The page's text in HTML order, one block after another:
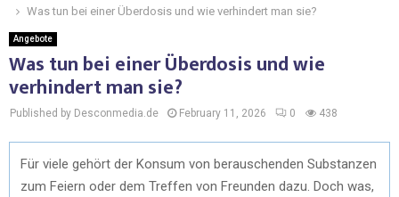
Was tun bei einer Überdosis und wie verhindert man sie?
Angebote
Was tun bei einer Überdosis und wie
verhindert man sie?
Published by Desconmedia.de February 11, 2026 0 438
Für viele gehört der Konsum von berauschenden Substanzen
zum Feiern oder dem Treffen von Freunden dazu. Doch was,